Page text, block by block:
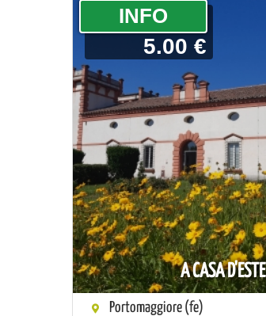
A CASA D'ESTE
­INFO
5.00 €
Portomaggiore (fe)